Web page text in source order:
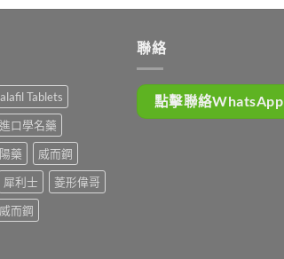
Tablets
口學名藥
藥
威而鋼
犀利士
菱形偉哥
而鋼
聯絡
點擊聯絡WhatsApp